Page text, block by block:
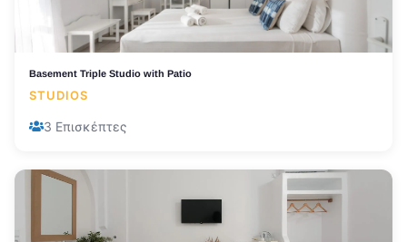
Basement Triple Studio with Patio
STUDIOS
3 Επισκέπτες